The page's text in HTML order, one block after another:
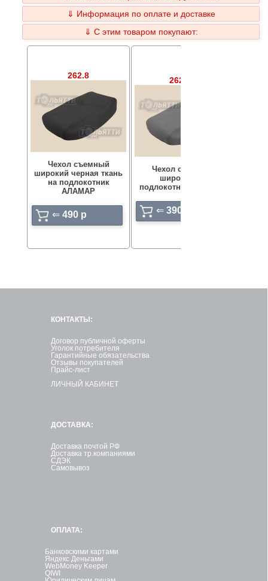
⇓ Информация по оплате и доставке
⇓ С этим товаром покупают:
262.8
Чехол съемный
широкий черная ткань
на подлокотник
АЛАМАР
⇐ 490 p
262.18
Чехол съемный
широкий на
подлокотник АЛАМАР
⇐ 390 p
КОНТАКТЫ:
Договор публичной оферты
Уголок потребителя
Гарантийные обязательства
Отзывы покупателей
Прайс-лист
ЛИЧНЫЙ КАБИНЕТ
ДОСТАВКА:
Доставка почтой РФ
Доставка тр.компаниями
СДЭК
Самовывоз
ОПЛАТА:
Банковскими картами
Яндекс Деньгами
WebMoney Keeper
QIWI